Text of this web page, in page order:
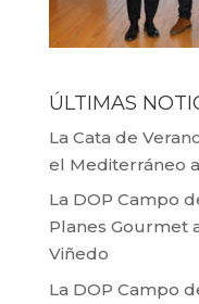
ÚLTIMAS
La Cata de
el Mediterráneo
La DOP Campo
Planes Gourmet
Viñedo
La DOP Campo